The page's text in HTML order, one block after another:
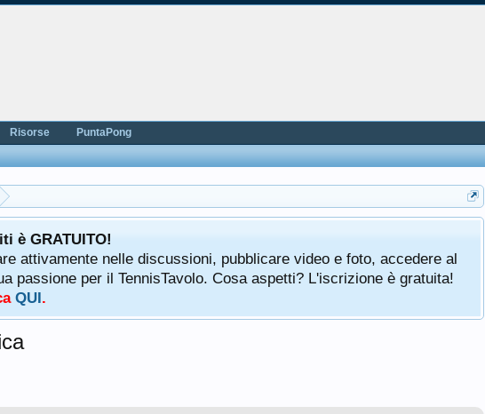
è GRATUITO!
attivamente nelle discussioni, pubblicare video e foto, accedere al
passione per il TennisTavolo. Cosa aspetti? L'iscrizione è gratuita!
QUI.
Risorse PuntaPong